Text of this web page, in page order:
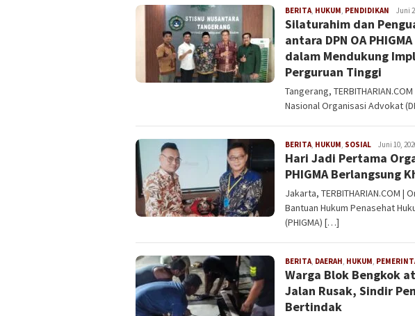
BERITA, HUKUM, PENDIDIKAN Redaksi
Juni
Silaturahim dan
antara DPN OA
dalam Mendukung
Perguruan Tinggi
Tangerang,
Nasional Organisasi Advokat
BERITA, HUKUM, SOSIAL Redaksi
Juni 10,
Hari Jadi Pertama
PHIGMA Berlangsung
Jakarta, TERBITHARIAN.COM
Bantuan Hukum Penasehat
(PHIGMA) […]
BERITA, DAERAH, HUKUM,
Warga Blok Bengkok
Jalan Rusak, Sindir
Bertindak